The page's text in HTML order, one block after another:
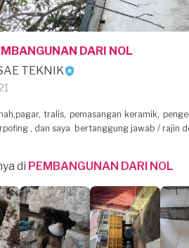
DARI NOL
TEKNIK
tralis, pemasangan keramik,
, dan saya bertanggung jawab / rajin
di PEMBANGUNAN DARI NOL